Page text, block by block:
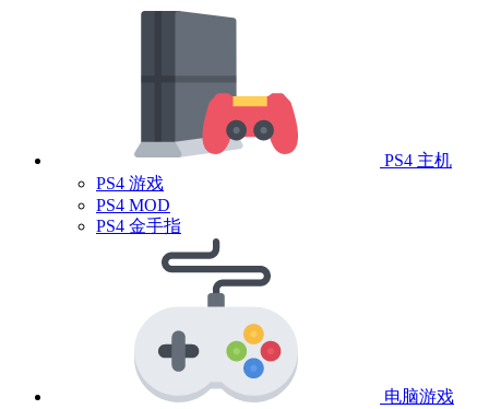
PS4 主机
PS4 游戏
PS4 MOD
PS4 金手指
电脑游戏